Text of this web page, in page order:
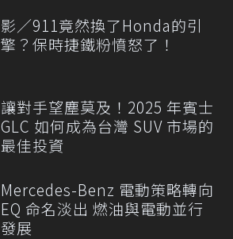
影／911竟然換了Honda的引
擎？保時捷鐵粉憤怒了！
讓對手望塵莫及！2025 年賓士
GLC 如何成為台灣 SUV 市場的
最佳投資
Mercedes-Benz 電動策略轉向
EQ 命名淡出 燃油與電動並行
發展